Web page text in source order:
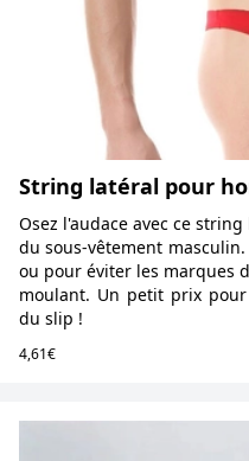
String latéral pour
Osez l'audace avec ce
du sous-vêtement
ou pour éviter les marques
moulant. Un petit prix
du slip !
4,61€